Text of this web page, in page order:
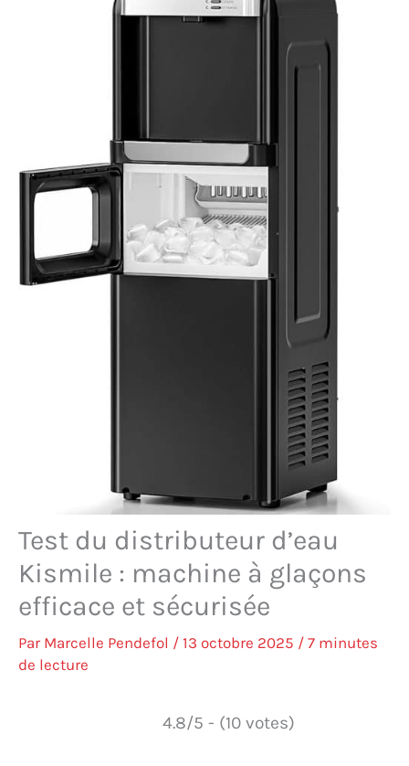
Test du distributeur d’eau
Kismile : machine à glaçons
efficace et sécurisée
Par Marcelle Pendefol / 13 octobre 2025 / 7 minutes
de lecture
4.8/5 - (10 votes)